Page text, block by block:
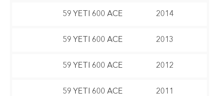
59 YETI 600 ACE 2014
59 YETI 600 ACE 2013
59 YETI 600 ACE 2012
59 YETI 600 ACE 2011